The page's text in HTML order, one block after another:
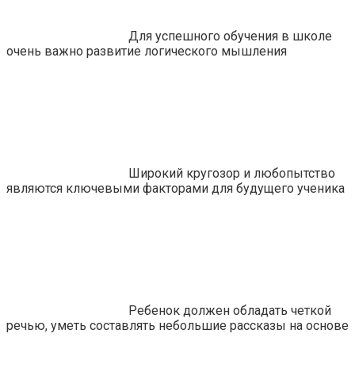
Для успешного обучения в школе
очень важно развитие логического мышления
Широкий кругозор и любопытство
являются ключевыми факторами для будущего ученика
Ребенок должен обладать четкой
речью, уметь составлять небольшие рассказы на основе